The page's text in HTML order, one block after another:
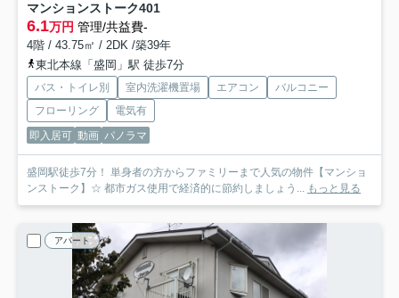
マンションストーク401
6.1万円 管理/共益費-
4階 / 43.75㎡ / 2DK /築39年
東北本線「盛岡」駅 徒歩7分
バス・トイレ別 室内洗濯機置場 エアコン
バルコニー
フローリング
電気有
即入居可 動画 パノラマ
盛岡駅徒歩7分！ 単身者の方からファミリーまで人気の物件【マンショ
ンストーク】☆ 都市ガス使用で経済的に節約しましょう... もっと見る
アパート